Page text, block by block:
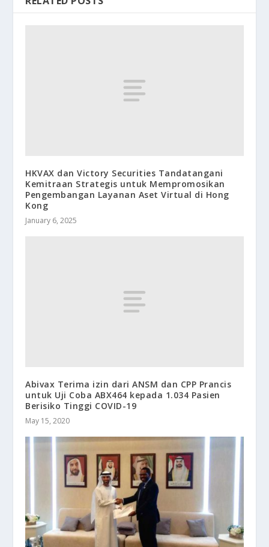
HKVAX dan Victory Securities Tandatangani
Kemitraan Strategis untuk Mempromosikan
Pengembangan Layanan Aset Virtual di Hong
Kong
January 6, 2025
Abivax Terima izin dari ANSM dan CPP Prancis
untuk Uji Coba ABX464 kepada 1.034 Pasien
Berisiko Tinggi COVID-19
May 15, 2020